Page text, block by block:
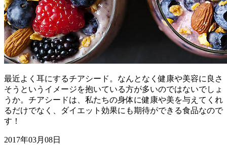
最近よく耳にするチアシード。なんとなく健康や美容に良さ
そうというイメージを抱いている方が多いのではないでしょ
うか。チアシードは、私たちの身体に健康や美を与えてくれ
るだけでなく、ダイエット効果にも期待ができる食品なので
す！
2017年03月08日